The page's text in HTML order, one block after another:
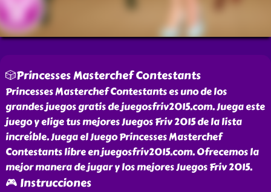
🎲Princesses Masterchef Contestants
Princesses Masterchef Contestants es uno de los
grandes juegos gratis de juegosfriv2015.com. Juega este
juego y elige tus mejores Juegos Friv 2015 de la lista
increíble. Juega el Juego Princesses Masterchef
Contestants libre en juegosfriv2015.com. Ofrecemos la
mejor manera de jugar y los mejores Juegos Friv 2015.
🎮 Instrucciones